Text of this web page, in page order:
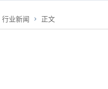
行业新闻 正文